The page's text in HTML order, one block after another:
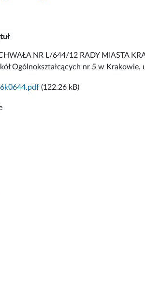
NR L/644/12 RADY MIASTA
Ogólnokształcących nr 5 w Krakowie,
6k0644.pdf (122.26 kB)